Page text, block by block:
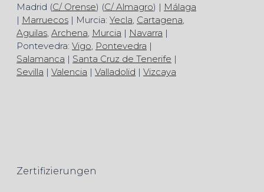
Madrid (C/ Orense) (C/ Almagro) | Málaga
| Marruecos | Murcia: Yecla, Cartagena,
Aguilas, Archena, Murcia | Navarra |
Pontevedra: Vigo, Pontevedra |
Salamanca | Santa Cruz de Tenerife |
Sevilla | Valencia | Valladolid | Vizcaya
Zertifizierungen